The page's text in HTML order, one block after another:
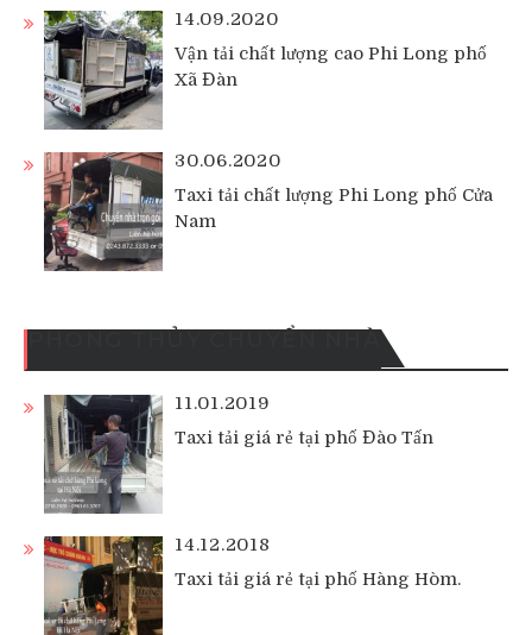
14.09.2020
Vận tải chất lượng cao Phi Long phố
Xã Đàn
30.06.2020
Taxi tải chất lượng Phi Long phố Cửa
Nam
11.01.2019
Taxi tải giá rẻ tại phố Đào Tấn
14.12.2018
Taxi tải giá rẻ tại phố Hàng Hòm.